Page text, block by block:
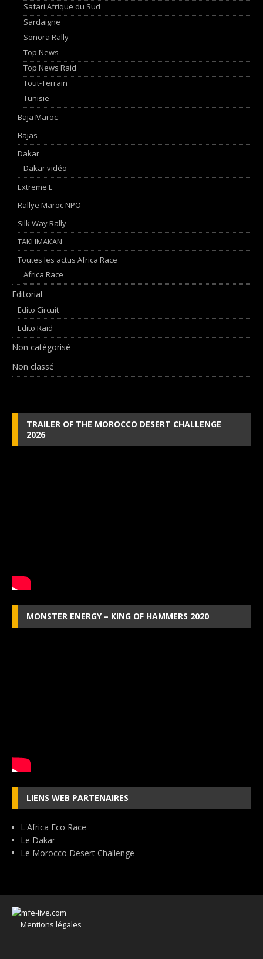
Safari Afrique du Sud
Sardaigne
Sonora Rally
Top News
Top News Raid
Tout-Terrain
Tunisie
Baja Maroc
Bajas
Dakar
Dakar vidéo
Extreme E
Rallye Maroc NPO
Silk Way Rally
TAKLIMAKAN
Toutes les actus Africa Race
Africa Race
Editorial
Edito Circuit
Edito Raid
Non catégorisé
Non classé
TRAILER OF THE MOROCCO DESERT CHALLENGE
2026
MONSTER ENERGY – KING OF HAMMERS 2020
LIENS WEB PARTENAIRES
L'Africa Eco Race
Le Dakar
Le Morocco Desert Challenge
Mentions légales